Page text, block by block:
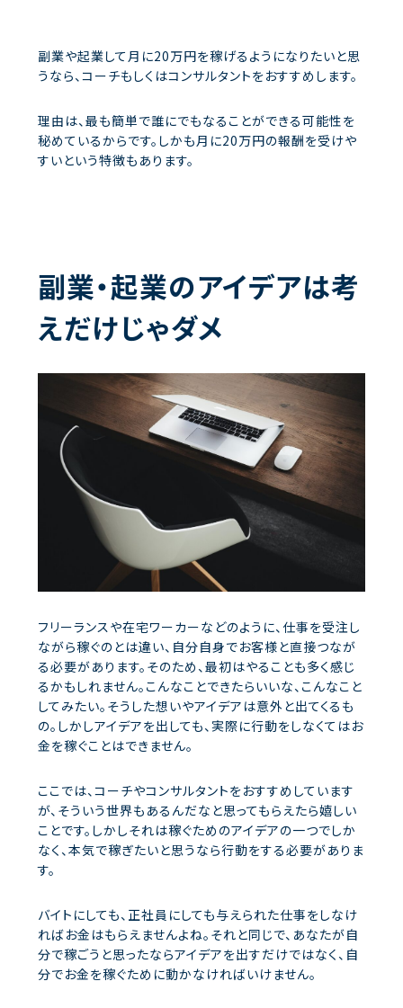
副業や起業して月に20万円を稼げるようになりたいと思
うなら、コーチもしくはコンサルタントをおすすめします。
理由は、最も簡単で誰にでもなることができる可能性を
秘めているからです。しかも月に20万円の報酬を受けや
すいという特徴もあります。
副業・起業のアイデアは考
えだけじゃダメ
フリーランスや在宅ワーカーなどのように、仕事を受注し
ながら稼ぐのとは違い、自分自身でお客様と直接つなが
る必要があります。そのため、最初はやることも多く感じ
るかもしれません。こんなことできたらいいな、こんなこと
してみたい。そうした想いやアイデアは意外と出てくるも
の。しかしアイデアを出しても、実際に行動をしなくてはお
金を稼ぐことはできません。
ここでは、コーチやコンサルタントをおすすめしています
が、そういう世界もあるんだなと思ってもらえたら嬉しい
ことです。しかしそれは稼ぐためのアイデアの一つでしか
なく、本気で稼ぎたいと思うなら行動をする必要がありま
す。
バイトにしても、正社員にしても与えられた仕事をしなけ
ればお金はもらえませんよね。それと同じで、あなたが自
分で稼ごうと思ったならアイデアを出すだけではなく、自
分でお金を稼ぐために動かなければいけません。